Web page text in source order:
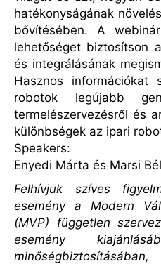
hatékonyságának
bővítésében. A
lehetőséget biztosítson
és integrálásának
Hasznos információkat
robotok legújabb
termelészervezésről és
különbségek az ipari
Speakers:
Enyedi Márta és Marsi
Felhívjuk szíves
esemény a Modern
(MVP) független
esemény